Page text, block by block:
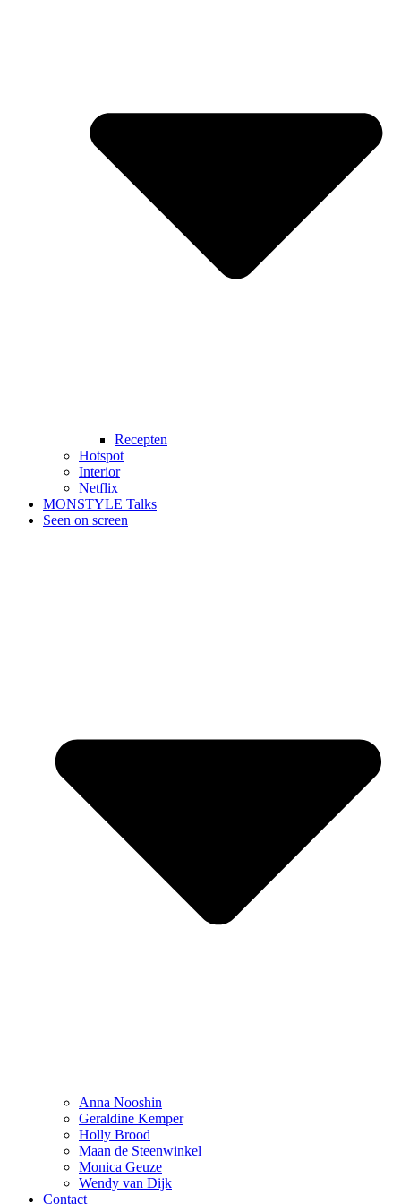
Recepten
Hotspot
Interior
Netflix
MONSTYLE Talks
Seen on screen
Anna Nooshin
Geraldine Kemper
Holly Brood
Maan de Steenwinkel
Monica Geuze
Wendy van Dijk
Contact